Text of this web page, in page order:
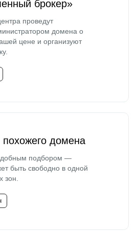
брокер»
проведут
домена о
цене и организуют
похожего домена
подбором —
быть свободно в одной
зон.